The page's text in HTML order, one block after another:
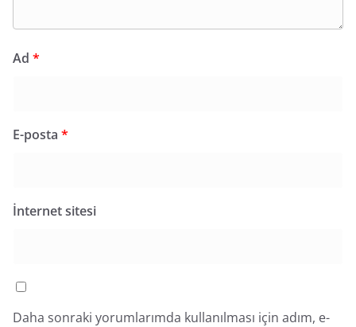
Ad *
E-posta *
İnternet sitesi
Daha sonraki yorumlarımda kullanılması için adım, e-